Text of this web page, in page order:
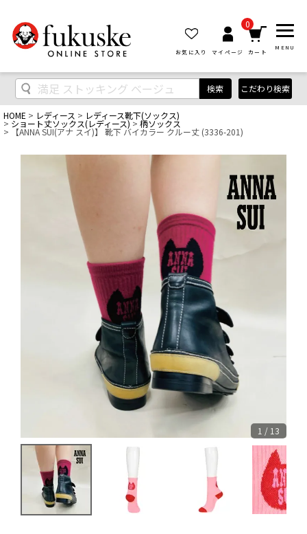
お気に入り マイページ
0
カート
MENU
検索 こだわり検索
HOME レディース レディース靴下(ソックス)
ショート丈ソックス(レディース) 柄ソックス
【ANNA SUI(アナ スイ)】 靴下 バイカラー クルー丈 (3336-201)
1 / 13